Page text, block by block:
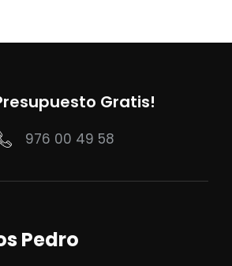
Gratis!
976 00 49 58
Pedro